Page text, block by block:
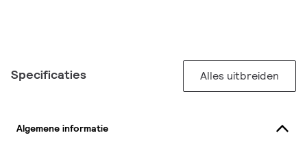
Specificaties Alles uitbreiden
Algemene informatie